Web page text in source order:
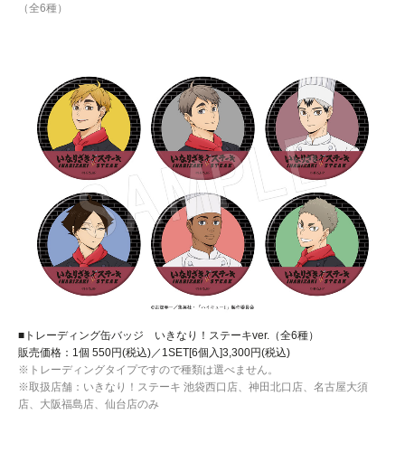
（全6種）
■トレーディング缶バッジ いきなり！ステーキver.（全6種）
販売価格：1個 550円(税込)／1SET[6個入]3,300円(税込)
※トレーディングタイプですので種類は選べません。
※取扱店舗：いきなり！ステーキ 池袋西口店、神田北口店、名古屋大須
店、大阪福島店、仙台店のみ